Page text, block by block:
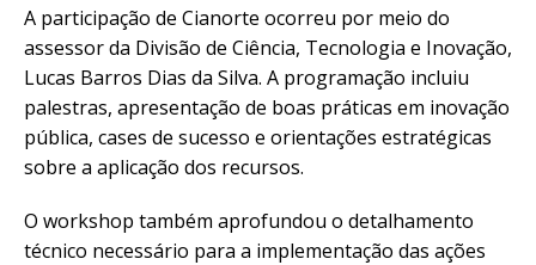
A participação de Cianorte ocorreu por meio do
assessor da Divisão de Ciência, Tecnologia e Inovação,
Lucas Barros Dias da Silva. A programação incluiu
palestras, apresentação de boas práticas em inovação
pública, cases de sucesso e orientações estratégicas
sobre a aplicação dos recursos.
O workshop também aprofundou o detalhamento
técnico necessário para a implementação das ações